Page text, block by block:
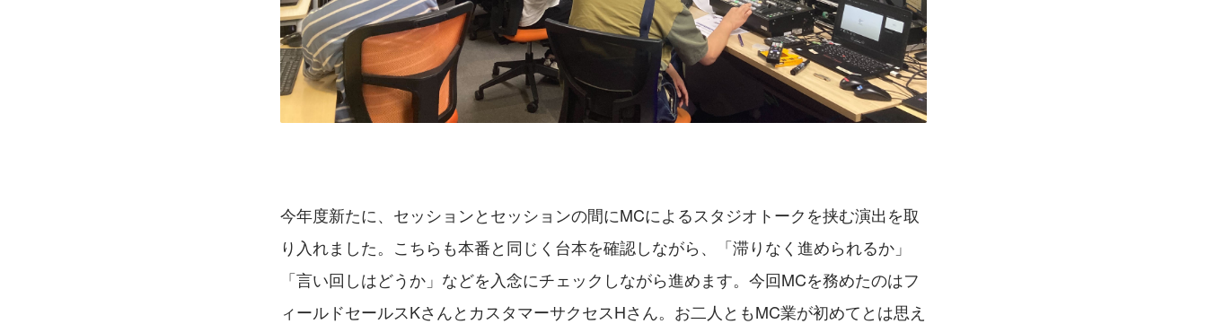
今年度新たに、セッションとセッションの間にMCによるスタジオトークを挟む演出を取
り入れました。こちらも本番と同じく台本を確認しながら、「滞りなく進められるか」
「言い回しはどうか」などを入念にチェックしながら進めます。今回MCを務めたのはフ
ィールドセールスKさんとカスタマーサクセスHさん。お二人ともMC業が初めてとは思え